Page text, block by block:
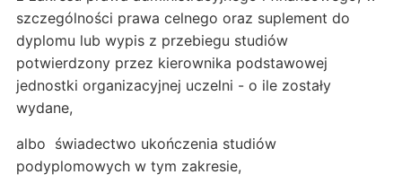
szczególności prawa celnego oraz suplement do
dyplomu lub wypis z przebiegu studiów
potwierdzony przez kierownika podstawowej
jednostki organizacyjnej uczelni - o ile zostały
wydane,
albo świadectwo ukończenia studiów
podyplomowych w tym zakresie,